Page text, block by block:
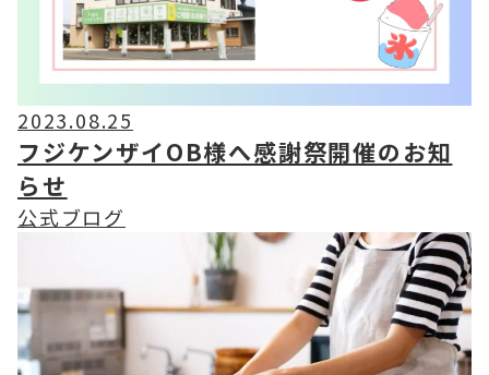
2023.08.25
フジケンザイOB様へ感謝祭開催のお知
らせ
公式ブログ